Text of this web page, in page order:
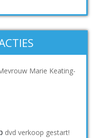
Marie Keating-
dvd verkoop gestart!